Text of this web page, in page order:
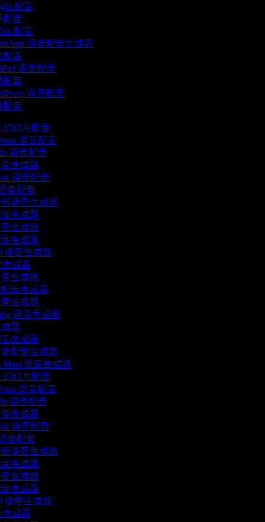
配音
音
配音
语音配音生成器
音
语音配音
音
语音配音
音
幻灯片配音
语音配音
语音配音
音生成器
语音配音
音配音
报语音生成器
音生成器
音生成器
音生成器
语音生成器
生成器
音生成器
配音生成器
音生成器
语音生成器
器
音生成器
音配音生成器
Meet 语音生成器
幻灯片配音
语音配音
语音配音
音生成器
语音配音
音配音
报语音生成器
音生成器
音生成器
音生成器
语音生成器
生成器